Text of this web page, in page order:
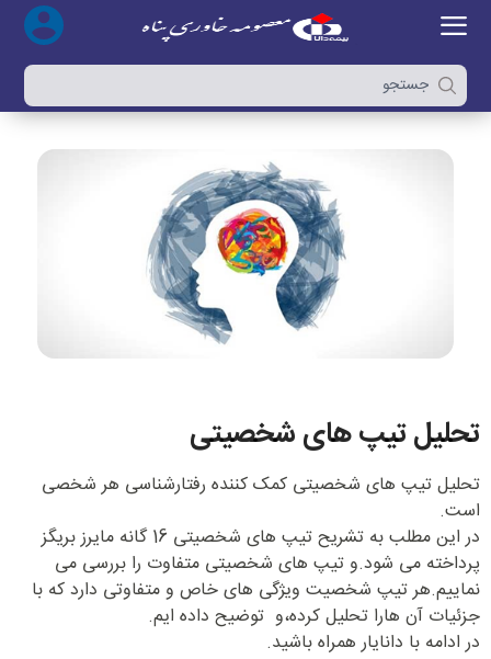
تحلیل تیپ های شخصیتی
تحلیل تیپ های شخصیتی کمک کننده رفتارشناسی هر شخصی
است.
در این مطلب به تشریح تیپ های شخصیتی 16 گانه مایرز بریگز
پرداخته می شود.و تیپ های شخصیتی متفاوت را بررسی می
نماییم.هر تیپ شخصیت ویژگی های خاص و متفاوتی دارد که با
جزئیات آن هارا تحلیل کرده،و توضیح داده ایم.
در ادامه با دانایار همراه باشید.